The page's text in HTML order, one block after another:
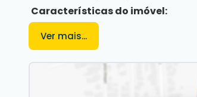
Características do imóvel:
02 Dormitórios (sendo 01 suíte)
02 Banheiros
Sala de estar e jantar
Cozinha equipada
Ver mais...